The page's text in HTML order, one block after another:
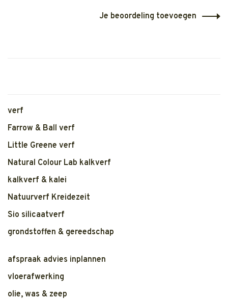
Je beoordeling toevoegen
verf
Farrow & Ball verf
Little Greene verf
Natural Colour Lab kalkverf
kalkverf & kalei
Natuurverf Kreidezeit
Sio silicaatverf
grondstoffen & gereedschap
afspraak advies inplannen
vloerafwerking
olie, was & zeep